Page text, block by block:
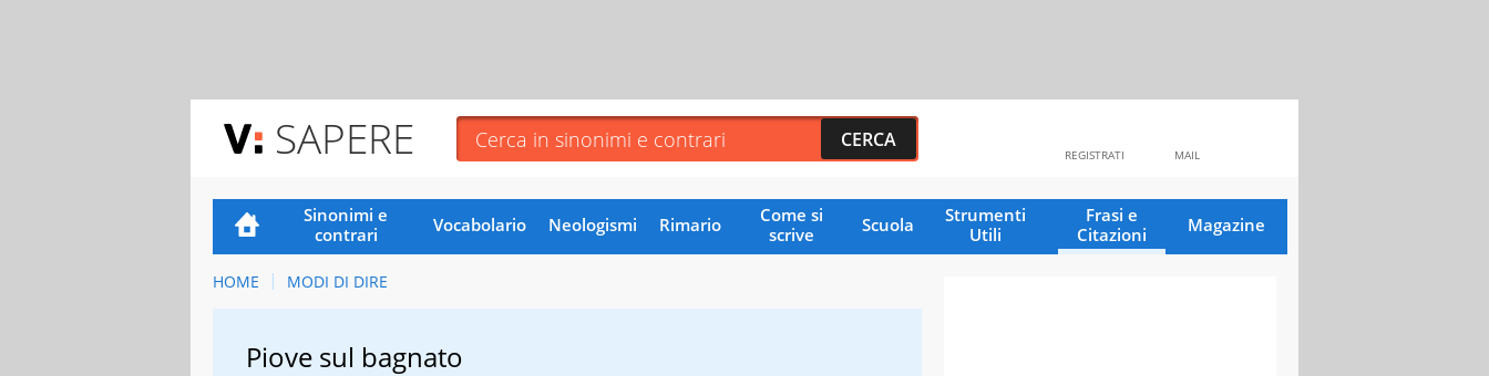
SAPERE MAIL
REGISTRATI
Sinonimi e
contrari
Vocabolario Neologismi Rimario
Come si
scrive
Scuola
Strumenti
Utili
Frasi e
Citazioni
Magazine
HOME MODI DI DIRE
Piove sul bagnato